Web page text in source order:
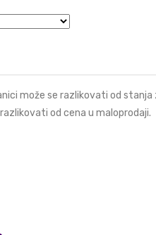
može se razlikovati od stanja
od cena u maloprodaji.